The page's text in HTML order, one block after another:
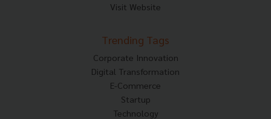
Visit Website
Trending Tags
Corporate Innovation
Digital Transformation
E-Commerce
Startup
Technology